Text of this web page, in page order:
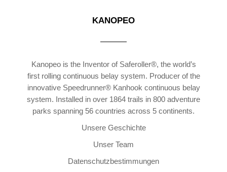
KANOPEO
Kanopeo is the Inventor of Saferoller®, the world’s
first rolling continuous belay system. Producer of the
innovative Speedrunner® Kanhook continuous belay
system. Installed in over 1864 trails in 800 adventure
parks spanning 56 countries across 5 continents.
Unsere Geschichte
Unser Team
Datenschutzbestimmungen